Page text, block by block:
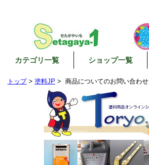
カテゴリ一覧 ショップ一覧
トップ> 塗料JP > 商品についてのお問い合わせ